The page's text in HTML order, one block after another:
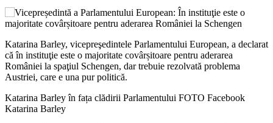
Katarina Barley, vicepreşedintele Parlamentului European, a declarat
că în instituţie este o majoritate covârșitoare pentru aderarea
României la spaţiul Schengen, dar trebuie rezolvată problema
Austriei, care e una pur politică.
Katarina Barley în fața clădirii Parlamentului FOTO Facebook
Katarina Barley